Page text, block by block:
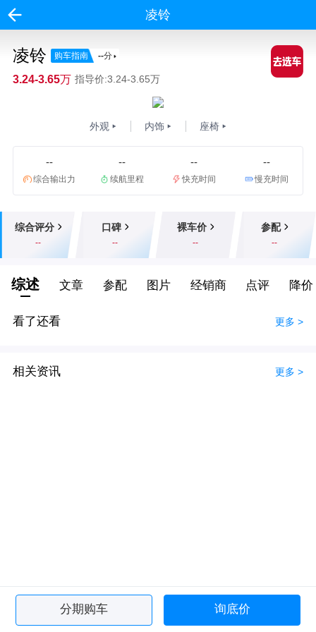
凌铃
凌铃 购车指南 --分
3.24-3.65万 指导价:3.24-3.65万
外观 内饰 座椅
--
综合输出力
--
续航里程
--
快充时间
--
慢充时间
综合评分
--
口碑
--
裸车价
--
参配
--
综述 文章 参配 图片 经销商 点评 降价
看了还看 更多 >
相关资讯 更多 >
分期购车 询底价